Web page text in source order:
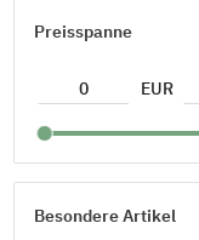
Preisspanne
EUR
Besondere Artikel